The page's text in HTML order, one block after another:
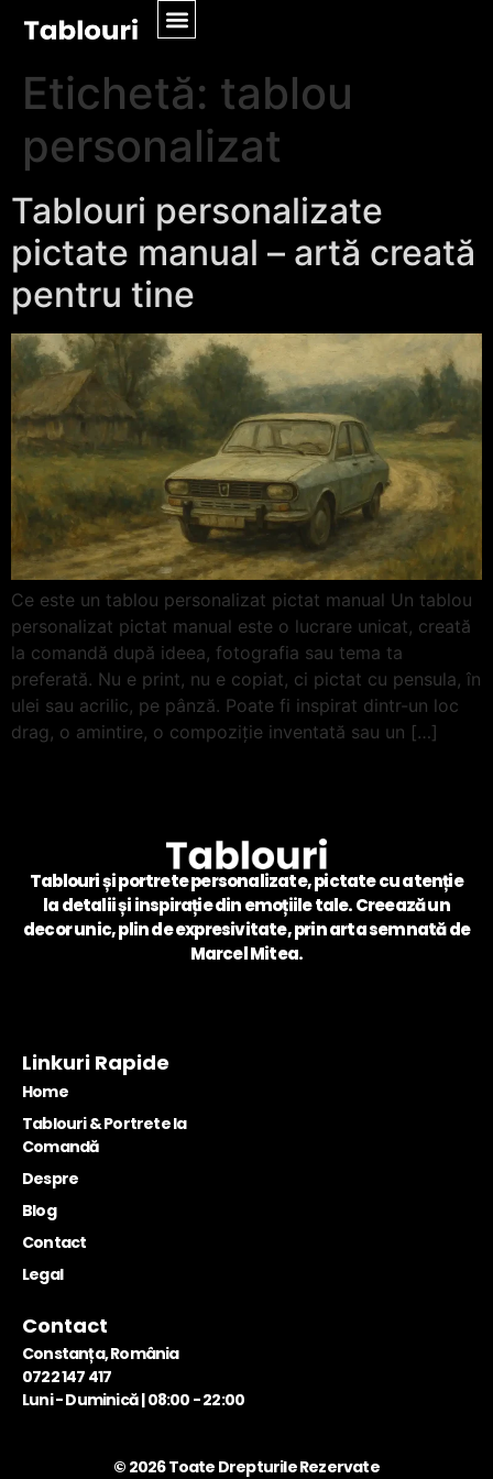
Etichetă: tablou
personalizat
Tablouri personalizate
pictate manual – artă creată
pentru tine
Ce este un tablou personalizat pictat manual Un tablou
personalizat pictat manual este o lucrare unicat, creată
la comandă după ideea, fotografia sau tema ta
preferată. Nu e print, nu e copiat, ci pictat cu pensula, în
ulei sau acrilic, pe pânză. Poate fi inspirat dintr-un loc
drag, o amintire, o compoziție inventată sau un […]
Tablouri și portrete personalizate, pictate cu atenție
la detalii și inspirație din emoțiile tale. Creează un
decor unic, plin de expresivitate, prin arta semnată de
Marcel Mitea.
Linkuri Rapide
Home
Tablouri & Portrete la
Comandă
Despre
Blog
Contact
Legal
Contact
Constanța, România
0722 147 417
Luni - Duminică | 08:00 - 22:00
© 2026 Toate Drepturile Rezervate